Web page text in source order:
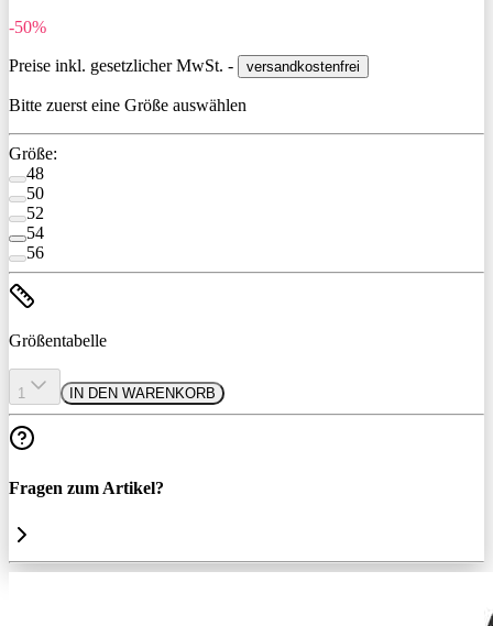
-50%
Preise inkl. gesetzlicher MwSt. - versandkostenfrei
Bitte zuerst eine Größe auswählen
Größe:
48
50
52
54
56
Größentabelle
1 IN DEN WARENKORB
Fragen zum Artikel?